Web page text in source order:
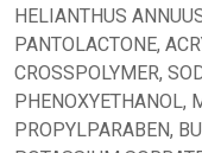
HELIANTHUS
PANTOLACTONE,
CROSSPOLYMER,
PHENOXYETHANOL,
PROPYLPARABEN,